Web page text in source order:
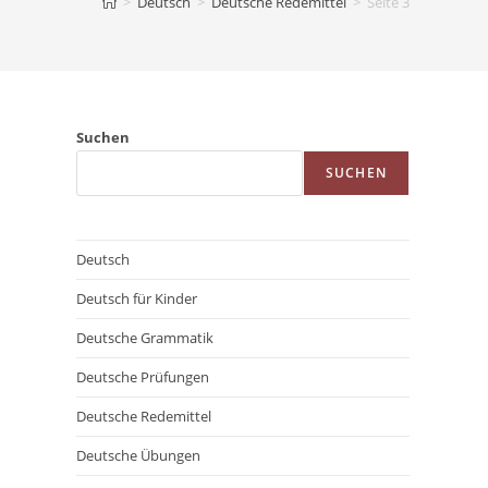
Suchen
SUCHEN
Deutsch
Deutsch für Kinder
Deutsche Grammatik
Deutsche Prüfungen
Deutsche Redemittel
Deutsche Übungen